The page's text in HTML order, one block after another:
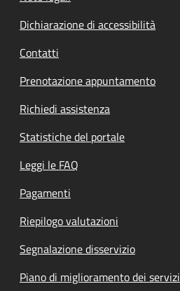
Dichiarazione di accessibilità
Contatti
Prenotazione appuntamento
Richiedi assistenza
Statistiche del portale
Leggi le FAQ
Pagamenti
Riepilogo valutazioni
Segnalazione disservizio
Piano di miglioramento dei servizi